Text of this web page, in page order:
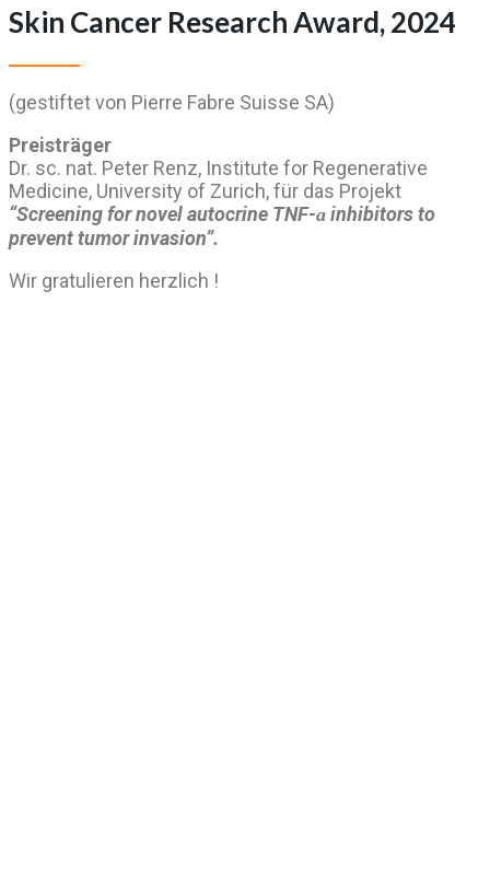
Skin Cancer Research Award, 2024
(gestiftet von Pierre Fabre Suisse SA)
Preisträger
Dr. sc. nat. Peter Renz, Institute for Regenerative
Medicine, University of Zurich, für das Projekt
“Screening for novel autocrine TNF-ɑinhibitors to
prevent tumor invasion”.
Wir gratulieren herzlich !